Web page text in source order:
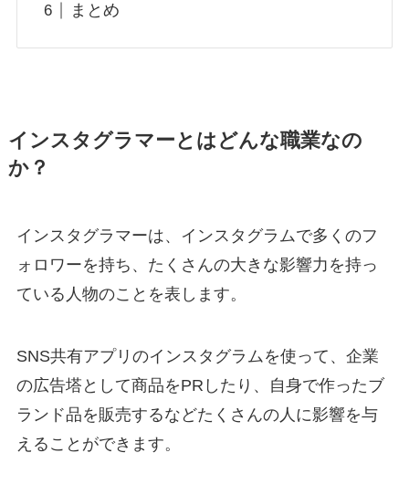
まとめ
インスタグラマーとはどんな職業なの
か？
インスタグラマーは、インスタグラムで多くのフ
ォロワーを持ち、たくさんの大きな影響力を持っ
ている人物のことを表します。
SNS共有アプリのインスタグラムを使って、企業
の広告塔として商品をPRしたり、自身で作ったブ
ランド品を販売するなどたくさんの人に影響を与
えることができます。